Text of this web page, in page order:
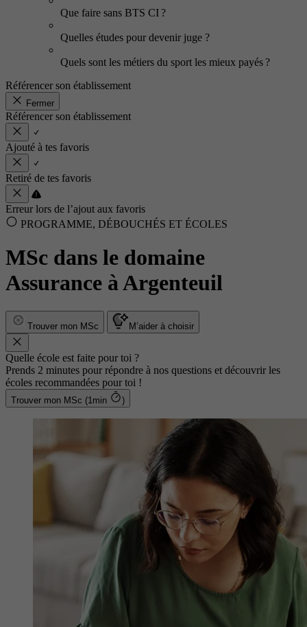
Que faire sans BTS CI ?
Quelles études pour devenir juge ?
Quels sont les métiers du sport les mieux payés ?
Référencer son établissement
Fermer
Référencer son établissement
Ajouté à tes favoris
Retiré de tes favoris
Erreur lors de l’ajout aux favoris
PROGRAMME, DÉBOUCHÉS ET ÉCOLES
MSc dans le domaine
Assurance à Argenteuil
Trouver mon MSc M’aider à choisir
Quelle école est faite pour toi ?
Prends 2 minutes pour répondre à nos questions et découvrir les
écoles recommandées pour toi !
Trouver mon MSc (1min )